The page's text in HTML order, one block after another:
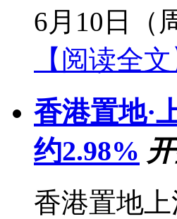
6月10日（
【阅读全文
香港置地·
约2.98%
香港置地